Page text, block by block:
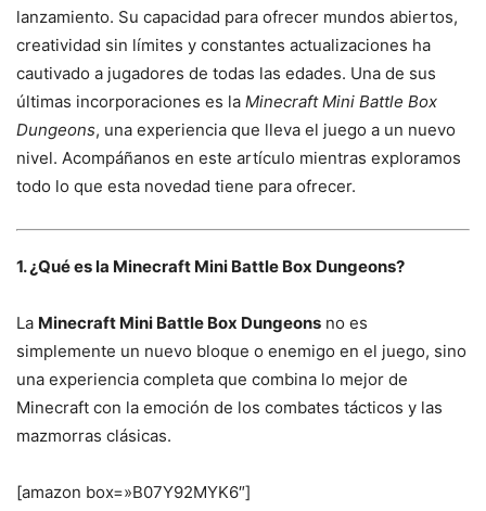
lanzamiento. Su capacidad para ofrecer mundos abiertos,
creatividad sin límites y constantes actualizaciones ha
cautivado a jugadores de todas las edades. Una de sus
últimas incorporaciones es la Minecraft Mini Battle Box
Dungeons, una experiencia que lleva el juego a un nuevo
nivel. Acompáñanos en este artículo mientras exploramos
todo lo que esta novedad tiene para ofrecer.
1. ¿Qué es la Minecraft Mini Battle Box Dungeons?
La Minecraft Mini Battle Box Dungeons no es
simplemente un nuevo bloque o enemigo en el juego, sino
una experiencia completa que combina lo mejor de
Minecraft con la emoción de los combates tácticos y las
mazmorras clásicas.
[amazon box=»B07Y92MYK6″]